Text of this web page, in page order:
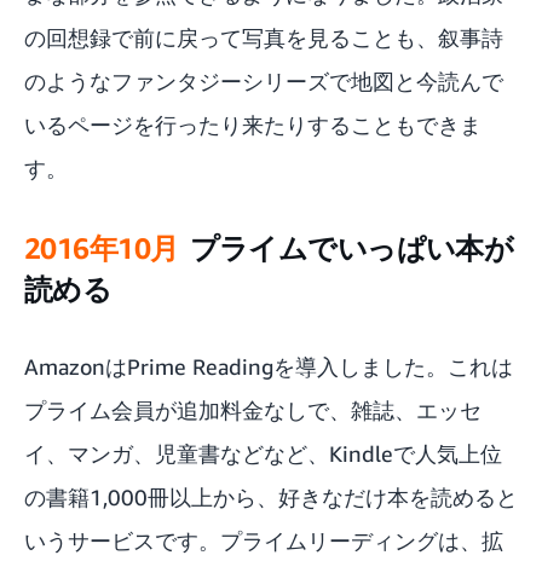
の回想録で前に戻って写真を見ることも、叙事詩
のようなファンタジーシリーズで地図と今読んで
いるページを行ったり来たりすることもできま
す。
2016年10月
プライムでいっぱい本が
読める
AmazonはPrime Readingを導入しました。これは
プライム会員が追加料金なしで、雑誌、エッセ
イ、マンガ、児童書などなど、Kindleで人気上位
の書籍1,000冊以上から、好きなだけ本を読めると
いうサービスです。プライムリーディングは、拡